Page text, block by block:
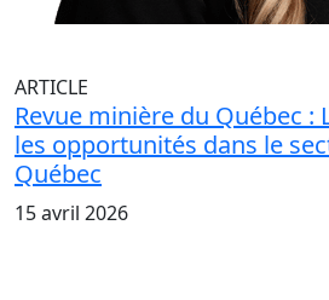
ARTICLE
Revue minière du Québec :
les opportunités dans le
Québec
15 avril 2026